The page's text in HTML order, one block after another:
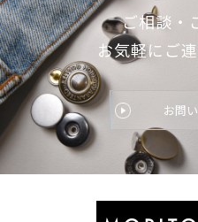
ご相談・
お気軽にご
お問